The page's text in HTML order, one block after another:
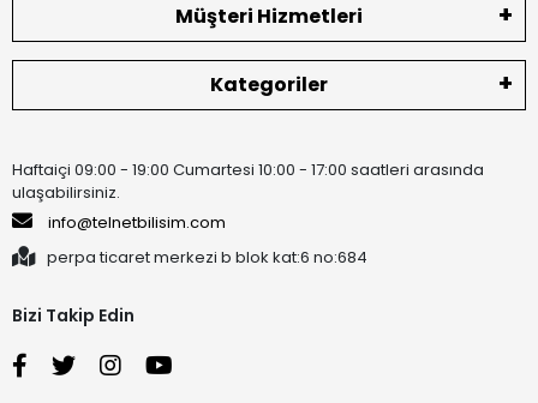
Müşteri Hizmetleri
Kategoriler
Haftaiçi 09:00 - 19:00 Cumartesi 10:00 - 17:00 saatleri arasında
ulaşabilirsiniz.
info@telnetbilisim.com
perpa ticaret merkezi b blok kat:6 no:684
Bizi Takip Edin